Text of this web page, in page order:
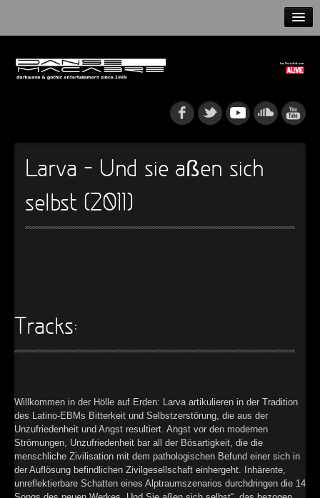
NEWS
Oberer Totpunkt
► Maschinenherz
Oberer Totpunkt
► Der Siebte Tag
Oberer Totpunkt
► Langfristig gesehen (sind wir alle tot)
Oberer Totpunkt
Larva – Und sie aßen sich
selbst (2011)
Tracks:
Willkommen in der Hölle auf Erden: Larva artikulieren in der Tradition
des Latino-EBMs Bitterkeit und Selbstzerstörung, die aus der
Unzufriedenheit und Angst resultiert. Angst vor den modernen
Strömungen, Unzufriedenheit bar all der Bösartigkeit, die die
menschliche Zivilisation mit dem pathologischen Befund einer sich in
der Auflösung befindlichen Zivilgesellschaft einhergeht. Inhärente,
unreflektierbare Schatten eines Alptraumszenarios durchdringen die 14